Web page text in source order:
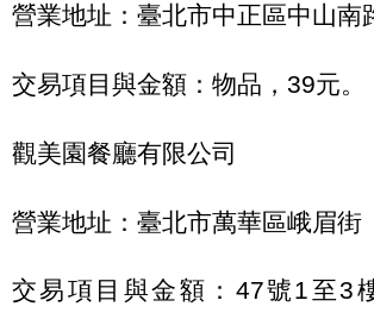
營業地址：臺北市中正區中山南
交易項目與金額：物品，39元。
觀美園餐廳有限公司
營業地址：臺北市萬華區峨眉街
交易項目與金額：47號1至3